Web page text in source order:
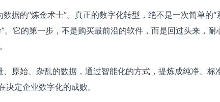
据的“炼金术士”。真正的数字化转型，绝不是一次简单的“
。它的第一步，不是购买最前沿的软件，而是回过头来，耐
、原始、杂乱的数据，通过智能化的方式，提炼成纯净、标
定企业数字化的成败。